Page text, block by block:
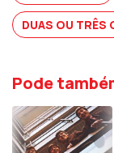
DUAS OU TRÊS
Pode